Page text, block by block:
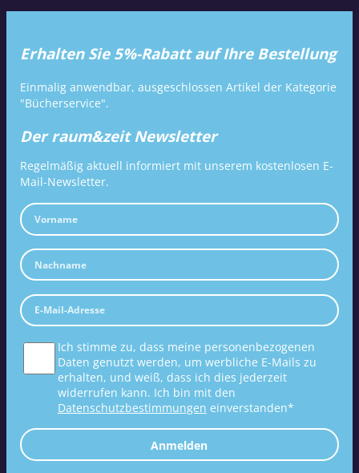
Erhalten Sie 5%-Rabatt auf Ihre Bestellung
Einmalig anwendbar, ausgeschlossen Artikel der Kategorie
"Bücherservice".
Der raum&zeit Newsletter
Regelmäßig aktuell informiert mit unserem kostenlosen E-
Mail-Newsletter.
Ich stimme zu, dass meine personenbezogenen
Daten genutzt werden, um werbliche E-Mails zu
erhalten, und weiß, dass ich dies jederzeit
widerrufen kann. Ich bin mit den
Datenschutzbestimmungen einverstanden*
Anmelden